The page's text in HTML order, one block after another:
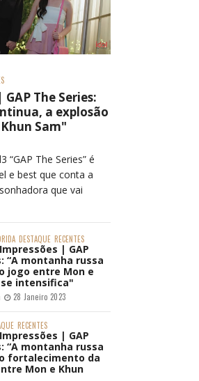
The Series:
a explosão
Sam"
“GAP The Series” é
e best que conta a
que vai
DESTAQUE RECENTES
| GAP
“A montanha russa
jogo entre Mon e
se intensifica"
28 Janeiro 2023
RECENTES
| GAP
“A montanha russa
fortalecimento da
Mon e Khun